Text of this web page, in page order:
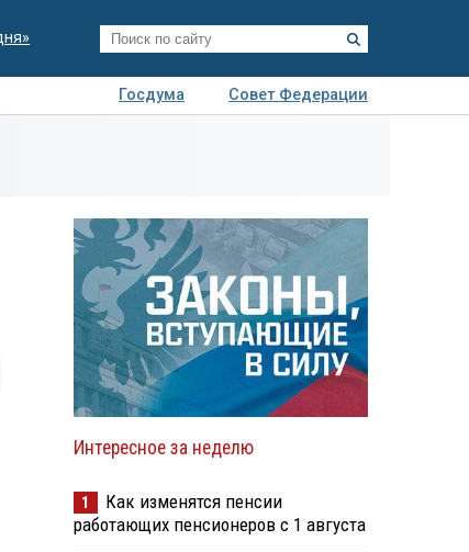
Госдума
Совет Федерации
Интересное за неделю
1
Как изменятся пенсии
работающих пенсионеров с 1 августа